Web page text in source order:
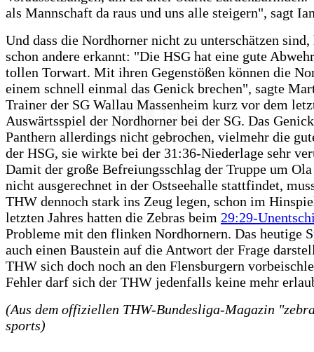
als Mannschaft da raus und uns alle steigern", sagt
Und dass die Nordhorner nicht zu unterschätzen sind,
schon andere erkannt: "Die HSG hat eine gute
tollen Torwart. Mit ihren Gegenstößen können die
einem schnell einmal das Genick brechen", sagte
Trainer der SG Wallau Massenheim kurz vor dem
Auswärtsspiel der Nordhorner bei der SG. Das
Panthern allerdings nicht gebrochen, vielmehr die
der HSG, sie wirkte bei der 31:36-Niederlage sehr
Damit der große Befreiungsschlag der Truppe um
nicht ausgerechnet in der Ostseehalle stattfindet,
THW dennoch stark ins Zeug legen, schon im
letzten Jahres hatten die Zebras beim 29:29-
Probleme mit den flinken Nordhornern. Das heutige
auch einen Baustein auf die Antwort der Frage
THW sich doch noch an den Flensburgern
Fehler darf sich der THW jedenfalls keine mehr
(Aus dem offiziellen THW-Bundesliga-Magazin
sports)